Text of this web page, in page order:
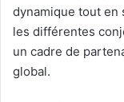
dynamique tout en
les différentes
un cadre de
global.